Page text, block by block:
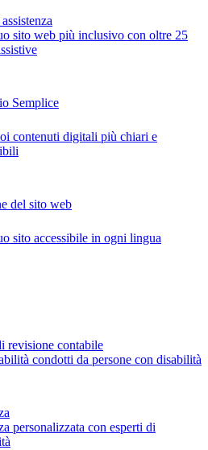
sito web più inclusivo con oltre 25
Semplice
contenuti digitali più chiari e
del sito web
sito accessibile in ogni lingua
revisione contabile
condotti da persone con disabilità
personalizzata con esperti di